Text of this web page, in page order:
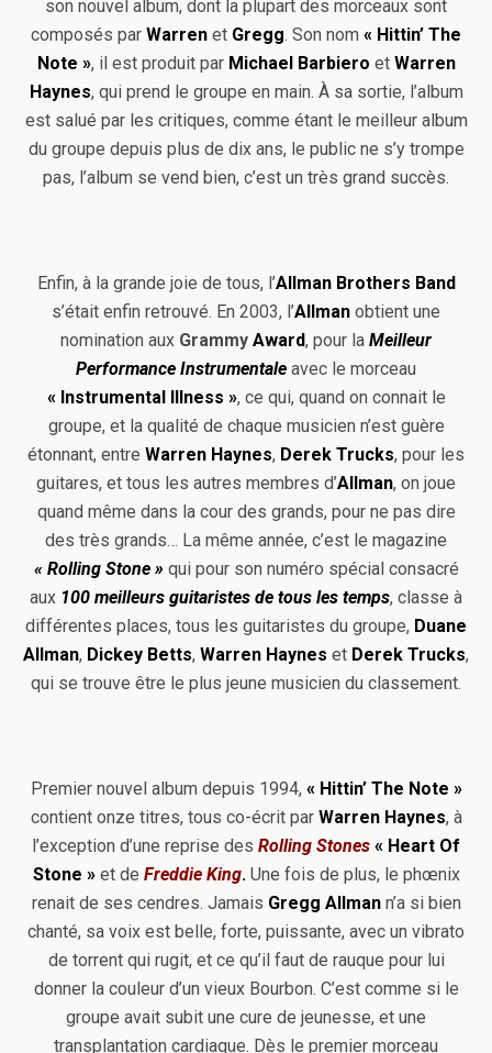
son nouvel album, dont la plupart des morceaux sont
composés par Warren et Gregg. Son nom « Hittin’ The
Note », il est produit par Michael Barbiero et Warren
Haynes, qui prend le groupe en main. À sa sortie, l’album
est salué par les critiques, comme étant le meilleur album
du groupe depuis plus de dix ans, le public ne s’y trompe
pas, l’album se vend bien, c’est un très grand succès.
Enfin, à la grande joie de tous, l’Allman Brothers Band
s’était enfin retrouvé. En 2003, l’Allman obtient une
nomination aux Grammy Award, pour la Meilleur
Performance Instrumentale avec le morceau
« Instrumental Illness », ce qui, quand on connait le
groupe, et la qualité de chaque musicien n’est guère
étonnant, entre Warren Haynes, Derek Trucks, pour les
guitares, et tous les autres membres d’Allman, on joue
quand même dans la cour des grands, pour ne pas dire
des très grands… La même année, c’est le magazine
« Rolling Stone »qui pour son numéro spécial consacré
aux 100 meilleurs guitaristes de tous les temps, classe à
différentes places, tous les guitaristes du groupe, Duane
Allman, Dickey Betts, Warren Haynes et Derek Trucks,
qui se trouve être le plus jeune musicien du classement.
Premier nouvel album depuis 1994,« Hittin’ The Note »
contient onze titres, tous co-écrit par Warren Haynes, à
l’exception d’une reprise des Rolling Stones « Heart Of
Stone » et de Freddie King.Une fois de plus, le phœnix
renait de ses cendres. Jamais Gregg Allmann’a si bien
chanté, sa voix est belle, forte, puissante, avec un vibrato
de torrent qui rugit, et ce qu’il faut de rauque pour lui
donner la couleur d’un vieux Bourbon. C’est comme si le
groupe avait subit une cure de jeunesse, et une
transplantation cardiaque. Dès le premier morceau